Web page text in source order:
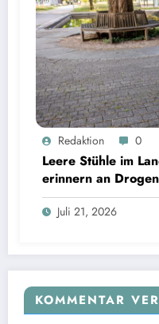
Leere Stühle im Landkreis Starnberg
sichtbar | Bild: © Landratsamt Starnberg
Redaktion 0
Leere Stühle im
erinnern an
Hilfsangebote
Juli 21, 2026
KOMMENTAR